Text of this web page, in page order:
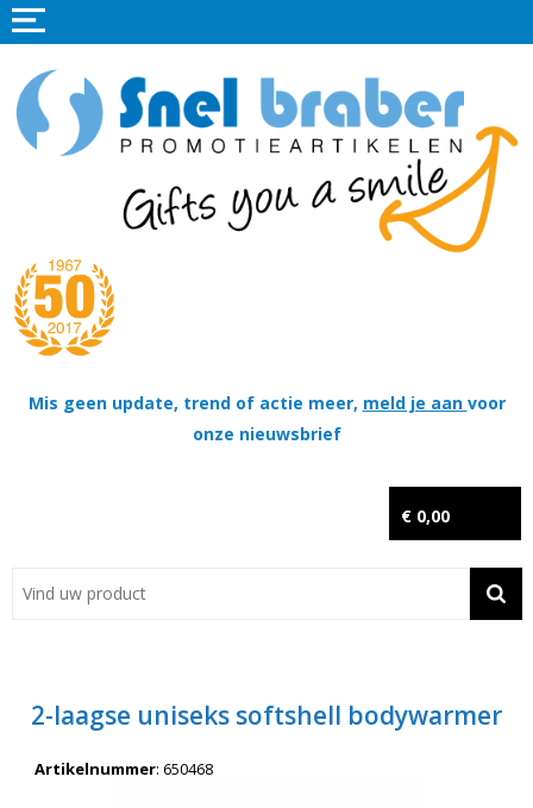
Mis geen update, trend of actie meer, meld je aan voor
onze nieuwsbrief
€ 0,00
Home
Promotieartikelen
Tassen
Thema's
Contact
Wil je snel een advies? Bel nu 053-7920045 of 06-55731304
2-laagse uniseks softshell bodywarmer
Artikelnummer: 650468